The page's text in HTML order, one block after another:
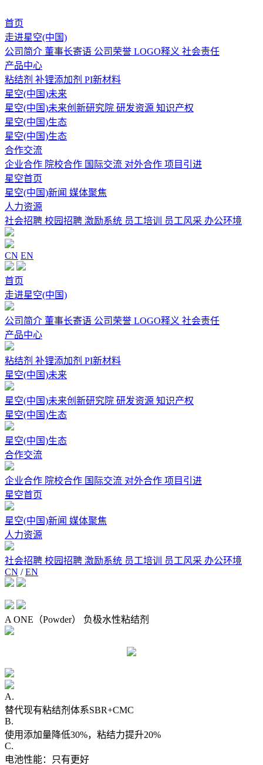
首页
走进星空(中国)
公司简介 董事长寄语 公司荣誉 LOGO释义 社会责任
产品中心
粘结剂 补锂添加剂 PI新材料
星空(中国)未来
星空(中国)未来创新研究院 研发资源 知识产权
星空(中国)生态
星空(中国)生态
合作交流
企业合作 院校合作 国际交流 对外合作 项目引进
星空首页
星空(中国)新闻 媒体聚焦
人力资源
社会招聘 校园招聘 激励系统 员工培训 员工风采 办公环境
CN EN
首页
走进星空(中国)
公司简介 董事长寄语 公司荣誉 LOGO释义 社会责任
产品中心
粘结剂 补锂添加剂 PI新材料
星空(中国)未来
星空(中国)未来创新研究院 研发资源 知识产权
星空(中国)生态
星空(中国)生态
合作交流
企业合作 院校合作 国际交流 对外合作 项目引进
星空首页
星空(中国)新闻 媒体聚焦
人力资源
社会招聘 校园招聘 激励系统 员工培训 员工风采 办公环境
CN / EN
A ONE（Powder） 负极水性粘结剂
A.
替代现有粘结剂体系SBR+CMC
B.
使用添加量降低30%，粘结力提升20%
C.
电池性能：只有更好